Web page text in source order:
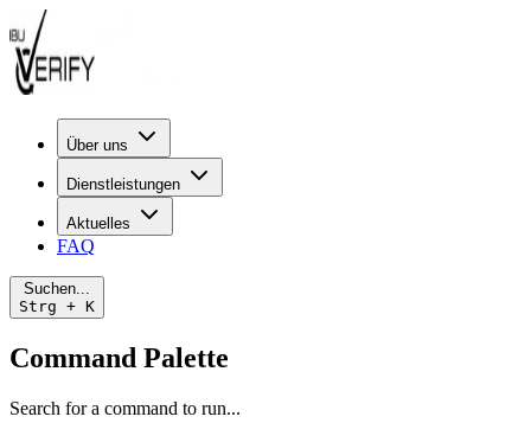
Über uns
Dienstleistungen
Aktuelles
FAQ
Suchen...
Strg + K
Command Palette
Search for a command to run...